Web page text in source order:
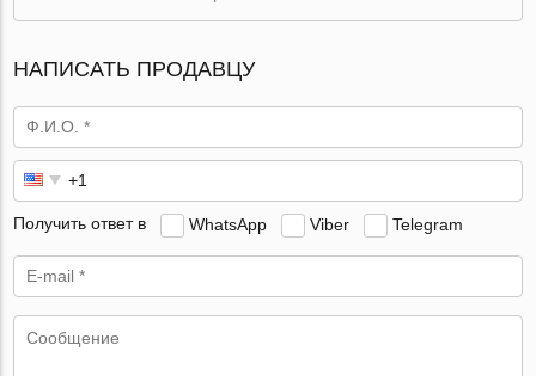
НАПИСАТЬ ПРОДАВЦУ
Получить ответ в WhatsApp Viber Telegram